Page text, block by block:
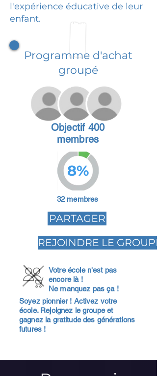
l'expérience éducative de leur
enfant.
Programme d'achat
groupé
Objectif 400
membres
8%
32 membres
PARTAGER
REJOINDRE LE GROUPE
Votre école n'est pas
encore là !
Ne manquez pas ça !
Soyez pionnier ! Activez votre
école. Rejoignez le groupe et
gagnez la gratitude des générations
futures !